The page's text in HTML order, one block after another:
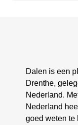
Dalen is een
Drenthe,
Nederland.
Nederland
goed weten te